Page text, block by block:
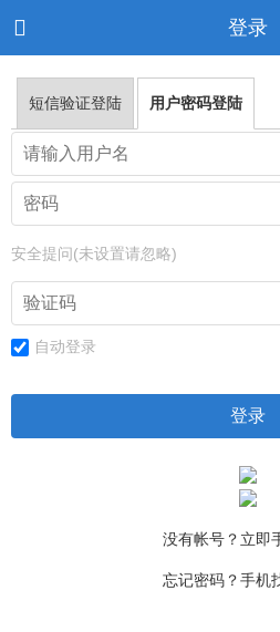
 登录
短信验证登陆 用户密码登陆
安全提问(未设置请忽略)
自动登录
登录
没有帐号？立即
忘记密码？手机